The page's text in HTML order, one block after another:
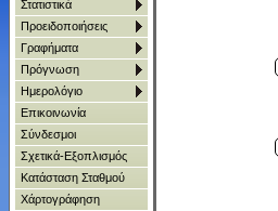
Στατιστικά
Προειδοποιήσεις
Γραφήματα
Πρόγνωση
Ημερολόγιο
Επικοινωνία
Σύνδεσμοι
Σχετικά-Εξοπλισμός
Κατάσταση Σταθμού
Χάρτoγράφηση